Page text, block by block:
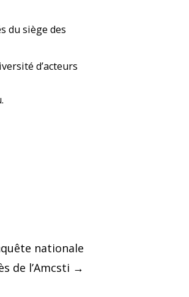
du siège des
d’acteurs
nationale
de l’Amcsti →